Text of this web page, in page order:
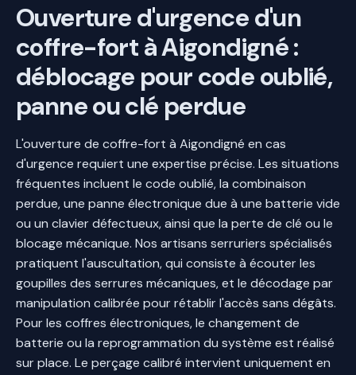
Ouverture d'urgence d'un
coffre-fort à Aigondigné :
déblocage pour code oublié,
panne ou clé perdue
L'ouverture de coffre-fort à Aigondigné en cas
d'urgence requiert une expertise précise. Les situations
fréquentes incluent le code oublié, la combinaison
perdue, une panne électronique due à une batterie vide
ou un clavier défectueux, ainsi que la perte de clé ou le
blocage mécanique. Nos artisans serruriers spécialisés
pratiquent l'auscultation, qui consiste à écouter les
goupilles des serrures mécaniques, et le décodage par
manipulation calibrée pour rétablir l'accès sans dégâts.
Pour les coffres électroniques, le changement de
batterie ou la reprogrammation du système est réalisé
sur place. Le perçage calibré intervient uniquement en